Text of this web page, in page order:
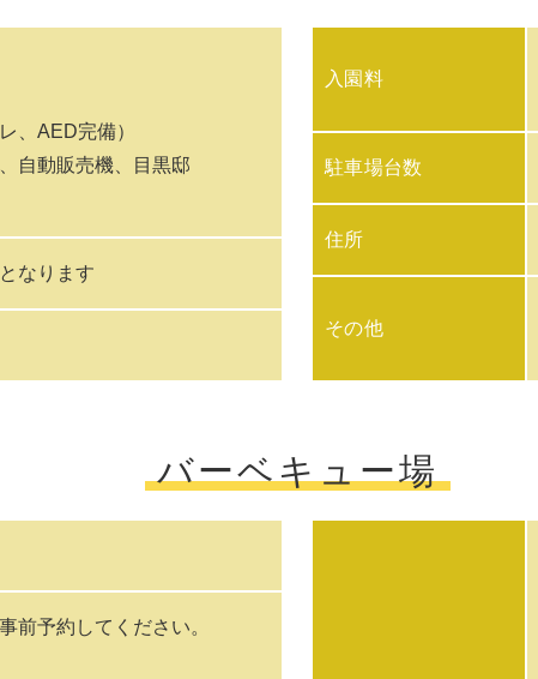
、AED完備）
自動販売機、目黒邸
なります
入園料
駐車場台数
住所
その他
バーベキュー場
前予約してください。